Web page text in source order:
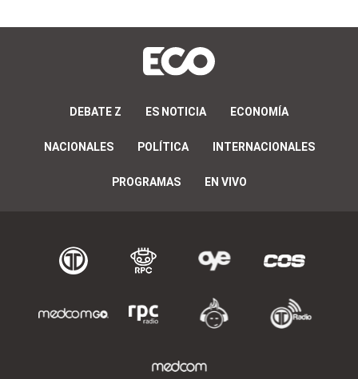
DEBATE Z ES NOTICIA ECONOMÍA
NACIONALES POLÍTICA INTERNACIONALES
PROGRAMAS EN VIVO